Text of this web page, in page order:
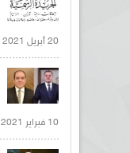
20 أبريل 2021 |
10 فبراير 2021 |